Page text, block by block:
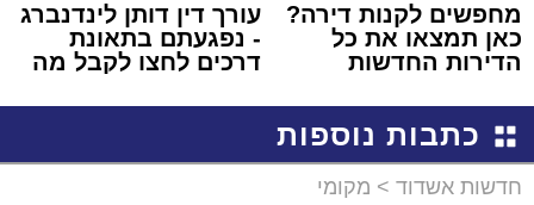
מחפשים לקנות דירה?
כאן תמצאו את כל
הדירות החדשות
עורך דין דותן לינדנברג
- נפגעתם בתאונת
דרכים לחצו לקבל מה
כתבות נוספות
חדשות אשדוד > מקומי